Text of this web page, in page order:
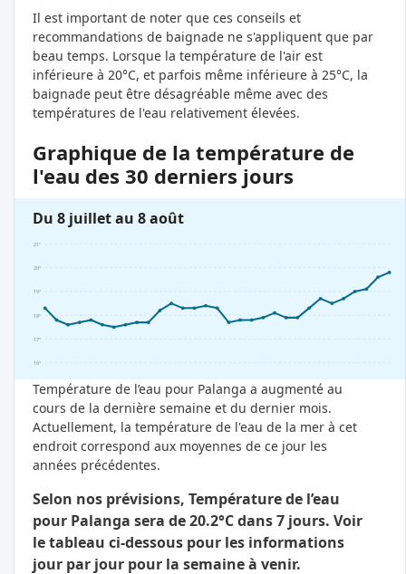
Il est important de noter que ces conseils et
recommandations de baignade ne s'appliquent que par
beau temps. Lorsque la température de l'air est
inférieure à 20°C, et parfois même inférieure à 25°C, la
baignade peut être désagréable même avec des
températures de l'eau relativement élevées.
Graphique de la température de
l'eau des 30 derniers jours
Du 8 juillet au 8 août
16°
17°
18°
19°
20°
21°
Température de l’eau pour Palanga a augmenté au
cours de la dernière semaine et du dernier mois.
Actuellement, la température de l'eau de la mer à cet
endroit correspond aux moyennes de ce jour les
années précédentes.
Selon nos prévisions, Température de l’eau
pour Palanga sera de 20.2°C dans 7 jours. Voir
le tableau ci-dessous pour les informations
jour par jour pour la semaine à venir.